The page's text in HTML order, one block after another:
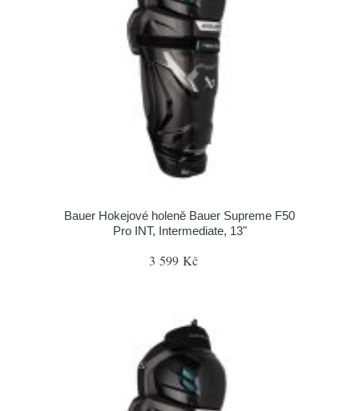
Bauer Hokejové holeně Bauer Supreme F50
Pro INT, Intermediate, 13"
3 599 Kč